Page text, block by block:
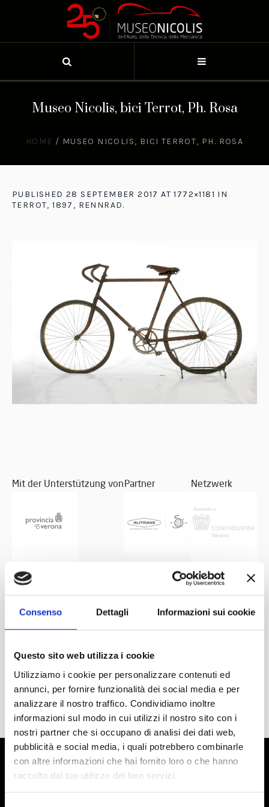
Consenso Dettagli Informazioni sui cookie
Questo sito web utilizza i cookie
Utilizziamo i cookie per personalizzare contenuti ed
annunci, per fornire funzionalità dei social media e per
analizzare il nostro traffico. Condividiamo inoltre
informazioni sul modo in cui utilizzi il nostro sito con i
nostri partner che si occupano di analisi dei dati web,
pubblicità e social media, i quali potrebbero combinarle
con altre informazioni che hai fornito loro o che hanno
raccolto dal tuo utilizzo dei loro servizi.
Museo Nicolis, bici Terrot, Ph. Rosa
HOME / MUSEO NICOLIS, BICI TERROT, PH. ROSA
PUBLISHED 28 SEPTEMBER 2017 AT 1772×1181 IN
TERROT, 1897, RENNRAD.
Mit der Unterstützung vonPartner Netzwerk